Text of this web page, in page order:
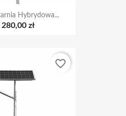
Hybrydowa...
zł
favorite_border